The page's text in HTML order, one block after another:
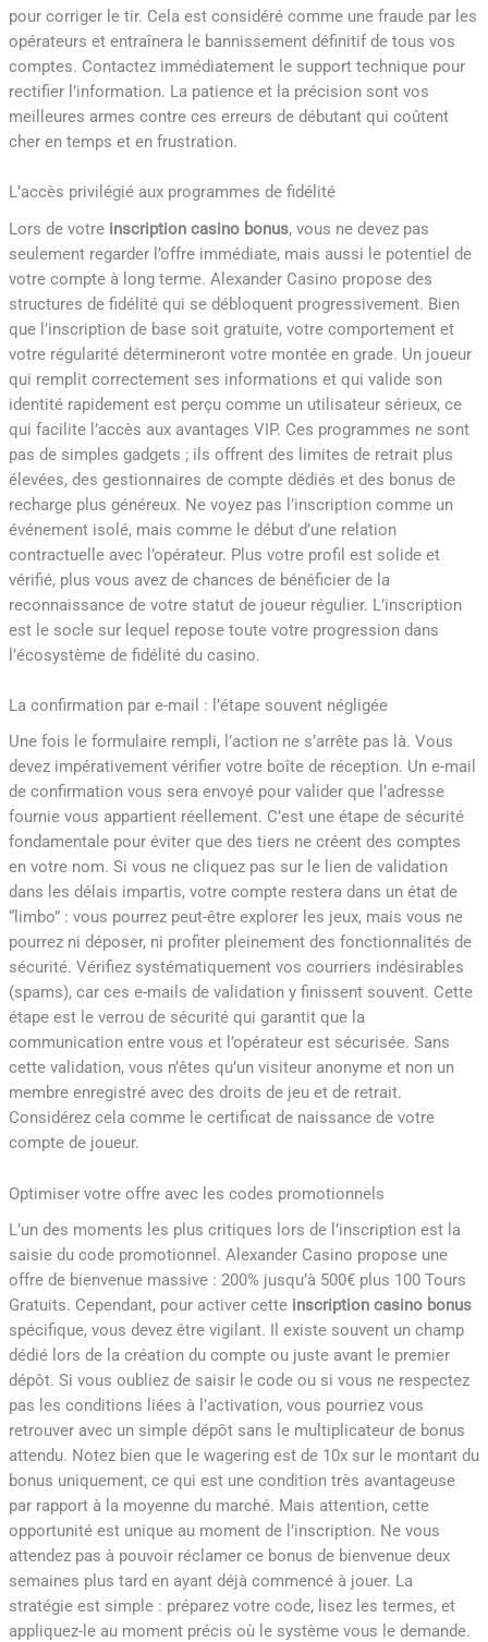
pour corriger le tir. Cela est considéré comme une fraude par les
opérateurs et entraînera le bannissement définitif de tous vos
comptes. Contactez immédiatement le support technique pour
rectifier l’information. La patience et la précision sont vos
meilleures armes contre ces erreurs de débutant qui coûtent
cher en temps et en frustration.
L’accès privilégié aux programmes de fidélité
Lors de votre inscription casino bonus, vous ne devez pas
seulement regarder l’offre immédiate, mais aussi le potentiel de
votre compte à long terme. Alexander Casino propose des
structures de fidélité qui se débloquent progressivement. Bien
que l’inscription de base soit gratuite, votre comportement et
votre régularité détermineront votre montée en grade. Un joueur
qui remplit correctement ses informations et qui valide son
identité rapidement est perçu comme un utilisateur sérieux, ce
qui facilite l’accès aux avantages VIP. Ces programmes ne sont
pas de simples gadgets ; ils offrent des limites de retrait plus
élevées, des gestionnaires de compte dédiés et des bonus de
recharge plus généreux. Ne voyez pas l’inscription comme un
événement isolé, mais comme le début d’une relation
contractuelle avec l’opérateur. Plus votre profil est solide et
vérifié, plus vous avez de chances de bénéficier de la
reconnaissance de votre statut de joueur régulier. L’inscription
est le socle sur lequel repose toute votre progression dans
l’écosystème de fidélité du casino.
La confirmation par e-mail : l’étape souvent négligée
Une fois le formulaire rempli, l’action ne s’arrête pas là. Vous
devez impérativement vérifier votre boîte de réception. Un e-mail
de confirmation vous sera envoyé pour valider que l’adresse
fournie vous appartient réellement. C’est une étape de sécurité
fondamentale pour éviter que des tiers ne créent des comptes
en votre nom. Si vous ne cliquez pas sur le lien de validation
dans les délais impartis, votre compte restera dans un état de
“limbo” : vous pourrez peut-être explorer les jeux, mais vous ne
pourrez ni déposer, ni profiter pleinement des fonctionnalités de
sécurité. Vérifiez systématiquement vos courriers indésirables
(spams), car ces e-mails de validation y finissent souvent. Cette
étape est le verrou de sécurité qui garantit que la
communication entre vous et l’opérateur est sécurisée. Sans
cette validation, vous n’êtes qu’un visiteur anonyme et non un
membre enregistré avec des droits de jeu et de retrait.
Considérez cela comme le certificat de naissance de votre
compte de joueur.
Optimiser votre offre avec les codes promotionnels
L’un des moments les plus critiques lors de l’inscription est la
saisie du code promotionnel. Alexander Casino propose une
offre de bienvenue massive : 200% jusqu’à 500€ plus 100 Tours
Gratuits. Cependant, pour activer cette inscription casino bonus
spécifique, vous devez être vigilant. Il existe souvent un champ
dédié lors de la création du compte ou juste avant le premier
dépôt. Si vous oubliez de saisir le code ou si vous ne respectez
pas les conditions liées à l’activation, vous pourriez vous
retrouver avec un simple dépôt sans le multiplicateur de bonus
attendu. Notez bien que le wagering est de 10x sur le montant du
bonus uniquement, ce qui est une condition très avantageuse
par rapport à la moyenne du marché. Mais attention, cette
opportunité est unique au moment de l’inscription. Ne vous
attendez pas à pouvoir réclamer ce bonus de bienvenue deux
semaines plus tard en ayant déjà commencé à jouer. La
stratégie est simple : préparez votre code, lisez les termes, et
appliquez-le au moment précis où le système vous le demande.